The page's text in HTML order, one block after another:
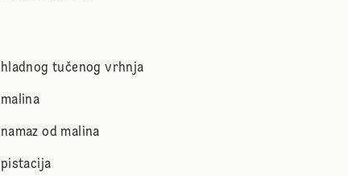
hladnog tučenog vrhnja
malina
namaz od malina
pistacija